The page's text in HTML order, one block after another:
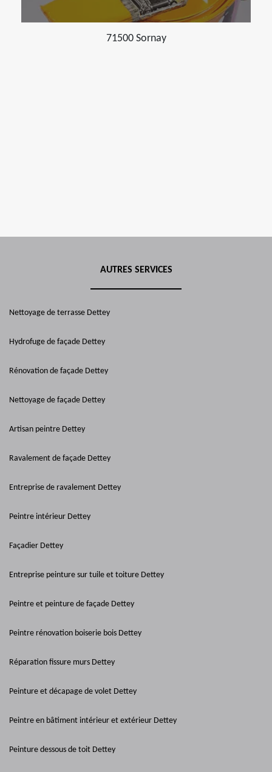
71500 Sornay
AUTRES SERVICES
Nettoyage de terrasse Dettey
Hydrofuge de façade Dettey
Rénovation de façade Dettey
Nettoyage de façade Dettey
Artisan peintre Dettey
Ravalement de façade Dettey
Entreprise de ravalement Dettey
Peintre intérieur Dettey
Façadier Dettey
Entreprise peinture sur tuile et toiture Dettey
Peintre et peinture de façade Dettey
Peintre rénovation boiserie bois Dettey
Réparation fissure murs Dettey
Peinture et décapage de volet Dettey
Peintre en bâtiment intérieur et extérieur Dettey
Peinture dessous de toit Dettey